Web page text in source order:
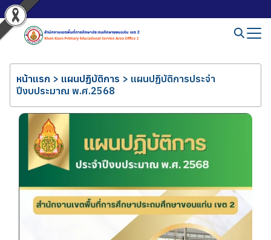
หน้าแรก > แผนปฏิบัติการ > แผนปฏิบัติการประจำ
ปีงบประมาณ พ.ศ.2568